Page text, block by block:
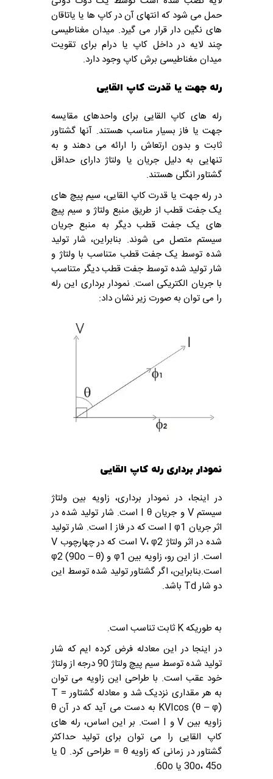
حمل می شود که انتهای آن در کاپ ها یا یاتاقان
های نگین دار قرار می گیرد. میدان مغناطیسی
چند لایه در داخل کاپ یا درام برای تقویت
میدان مغناطیسی برش کاپ وجود دارد.
رله جهت یا قدرت کاپ القایی
رله های کاپ القایی برای واحدهای مقایسه
جهت یا فاز بسیار مناسب هستند. آنها گشتاور
ثابت و بدون ارتعاش را ارائه می دهند و به
تنهایی به دلیل جریان یا ولتاژ دارای حداقل
گشتاور انگلی هستند.
در رله جهت یا قدرت کاپ القایی، سیم پیچ های
یک جفت قطب از طریق منبع ولتاژ و سیم پیچ
های یک جفت قطب دیگر به منبع جریان
سیستم متصل می شوند. بنابراین، شار تولید
شده توسط یک جفت قطب متناسب با ولتاژ و
شار تولید شده توسط جفت قطب دیگر متناسب
با جریان الکتریکی است. نمودار برداری این رله
را می توان به صورت زیر نشان داد:
نمودار برداری رله کاپ القایی
در اینجا، در نمودار برداری، زاویه بین ولتاژ
سیستم V و جریان I θ است.
شار تولید شده در
اثر جریان I φ1 است که در فاز I است.
شار تولید
شده در اثر ولتاژ V، φ2 است که در چهارچوب V
است.
از این رو، زاویه بین φ1 و φ2 (90o – θ)
است.بنابراین، اگر گشتاور تولید شده توسط این
دو شار Td باشد.
به طوریکه K ثابت تناسب است.
در اینجا در این معادله فرض کرده ایم که شار
تولید شده توسط سیم پیچ ولتاژ 90 درجه از ولتاژ
خود عقب است. با طراحی این زاویه می توان
به هر مقداری نزدیک شد و معادله گشتاور T =
KVIcos (θ – φ) به دست می آید که در آن θ
زاویه بین V و I است. بر این اساس، رله های
کاپ القایی را می توان برای تولید حداکثر
گشتاور در زمانی که زاویه θ = طراحی کرد. 0 یا
30o، 45o یا 60o.